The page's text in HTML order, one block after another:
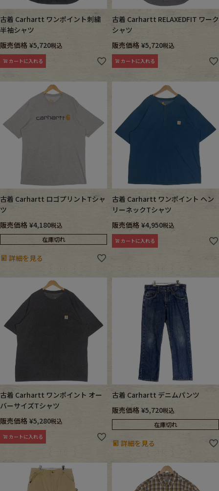
古着 Carhartt ワンポイント刺繍
半袖シャツ
販売価格 ¥5,720税込
カートに入れる
古着 Carhartt RELAXEDFIT ワーク
シャツ
販売価格 ¥5,720税込
カートに入れる
古着 Carhartt ロゴプリントTシャ
ツ
販売価格 ¥4,180税込
在庫切れ
詳細を見る
古着 Carhartt ワンポイント ヘン
リーネックTシャツ
販売価格 ¥4,950税込
カートに入れる
古着 Carhartt ワンポイント オー
バーサイズTシャツ
販売価格 ¥5,280税込
カートに入れる
古着 Carhartt デニムパンツ
販売価格 ¥5,720税込
在庫切れ
詳細を見る